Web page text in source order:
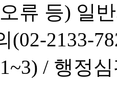
류 등) 일
(02-2133-
/ 행정심